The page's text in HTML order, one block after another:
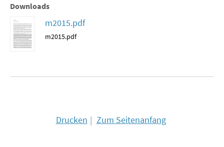
MATERIALIEN ZU DEN MEMORANDEN
MATERIALIEN ZUR SOMMERSCHULE
SOMMERSCHULE
SOMMERSCHULE 2024
Downloads
m2015.pdf
m2015.pdf
Drucken Zum Seitenanfang